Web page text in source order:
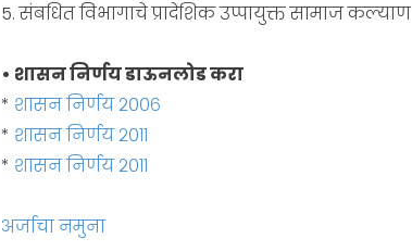
5. संबधित विभागाचे प्रादेशिक उप्पायुक्त सामाज कल्याण
• शासन निर्णय डाऊनलोड करा
* शासन निर्णय २००६
* शासन निर्णय २०११
* शासन निर्णय २०११
अर्जाचा नमुना